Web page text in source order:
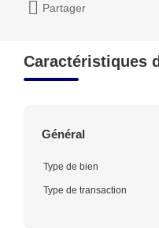
Partager
Caractéristiques
Général
Type de bien
Type de transaction